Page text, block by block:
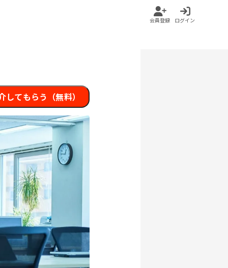
会員登録 ログイン
してもらう（無料）